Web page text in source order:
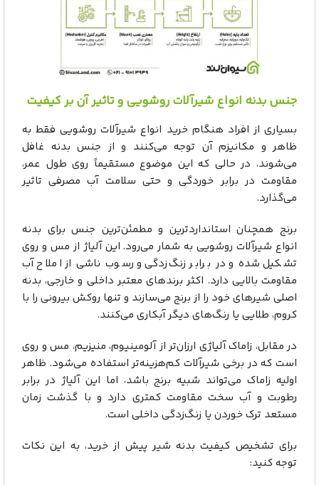
جنس بدنه انواع شیرآلات روشویی و تاثیر آن بر کیفیت
بسیاری از افراد هنگام خرید انواع شیرآلات روشویی فقط به
ظاهر و مکانیزم آن توجه می‌کنند و از جنس بدنه غافل
می‌شوند، در حالی که این موضوع مستقیماً روی طول عمر،
مقاومت در برابر خوردگی و حتی سلامت آب مصرفی تاثیر
می‌گذارد.
برنج همچنان استانداردترین و مطمئن‌ترین جنس برای بدنه
انواع شیرآلات روشویی به شمار می‌رود. این آلیاژ از مس و روی
تشکیل شده و در برابر زنگ‌زدگی و رسوب ناشی از املاح آب
مقاومت بالایی دارد. اکثر برندهای معتبر داخلی و خارجی، بدنه
اصلی شیرهای خود را از برنج می‌سازند و تنها روکش بیرونی را با
کروم، طلایی یا رنگ‌های دیگر آبکاری می‌کنند.
در مقابل، زاماک آلیاژی ارزان‌تر از آلومینیوم، منیزیم، مس و روی
است که در برخی شیرآلات کم‌هزینه‌تر استفاده می‌شود. ظاهر
اولیه زاماک می‌تواند شبیه برنج باشد، اما این آلیاژ در برابر
رطوبت و آب سخت مقاومت کمتری دارد و با گذشت زمان
مستعد ترک خوردن یا زنگ‌زدگی داخلی است.
برای تشخیص کیفیت بدنه شیر پیش از خرید، به این نکات
توجه کنید: